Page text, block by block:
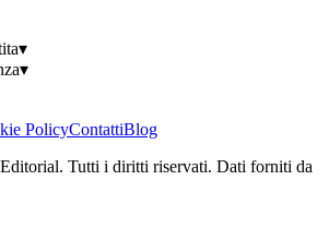
▾
▾
PolicyContattiBlog
Editorial. Tutti i diritti riservati. Dati forniti da